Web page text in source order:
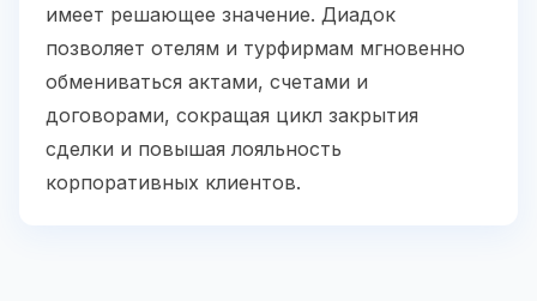
имеет решающее значение. Диадок
позволяет отелям и турфирмам мгновенно
обмениваться актами, счетами и
договорами, сокращая цикл закрытия
сделки и повышая лояльность
корпоративных клиентов.